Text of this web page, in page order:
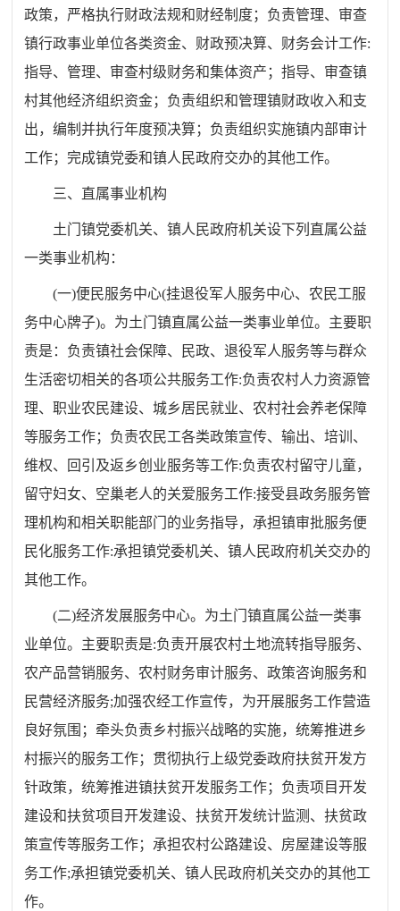
政策，严格执行财政法规和财经制度；负责管理、审查
镇行政事业单位各类资金、财政预决算、财务会计工作:
指导、管理、审查村级财务和集体资产；指导、审查镇
村其他经济组织资金；负责组织和管理镇财政收入和支
出，编制并执行年度预决算；负责组织实施镇内部审计
工作；完成镇党委和镇人民政府交办的其他工作。
三、直属事业机构
土门镇党委机关、镇人民政府机关设下列直属公益
一类事业机构：
(一)便民服务中心(挂退役军人服务中心、农民工服
务中心牌子)。为土门镇直属公益一类事业单位。主要职
责是：负责镇社会保障、民政、退役军人服务等与群众
生活密切相关的各项公共服务工作:负责农村人力资源管
理、职业农民建设、城乡居民就业、农村社会养老保障
等服务工作； 负责农民工各类政策宣传、输出、培训、
维权、回引及返乡创业服务等工作:负责农村留守儿童，
留守妇女、空巢老人的关爱服务工作:接受县政务服务管
理机构和相关职能部门的业务指导，承担镇审批服务便
民化服务工作:承担镇党委机关、镇人民政府机关交办的
其他工作。
(二)经济发展服务中心。为土门镇直属公益一类事
业单位。主要职责是:负责开展农村土地流转指导服务、
农产品营销服务、农村财务审计服务、政策咨询服务和
民营经济服务;加强农经工作宣传，为开展服务工作营造
良好氛围 ；牵头负责乡村振兴战略的实施，统筹推进乡
村振兴的服务工作； 贯彻执行上级党委政府扶贫开发方
针政策，统筹推进镇扶贫开发服务工作； 负责项目开发
建设和扶贫项目开发建设、扶贫开发统计监测、扶贫政
策宣传等服务工作； 承担农村公路建设、房屋建设等服
务工作;承担镇党委机关、镇人民政府机关交办的其他工
作。